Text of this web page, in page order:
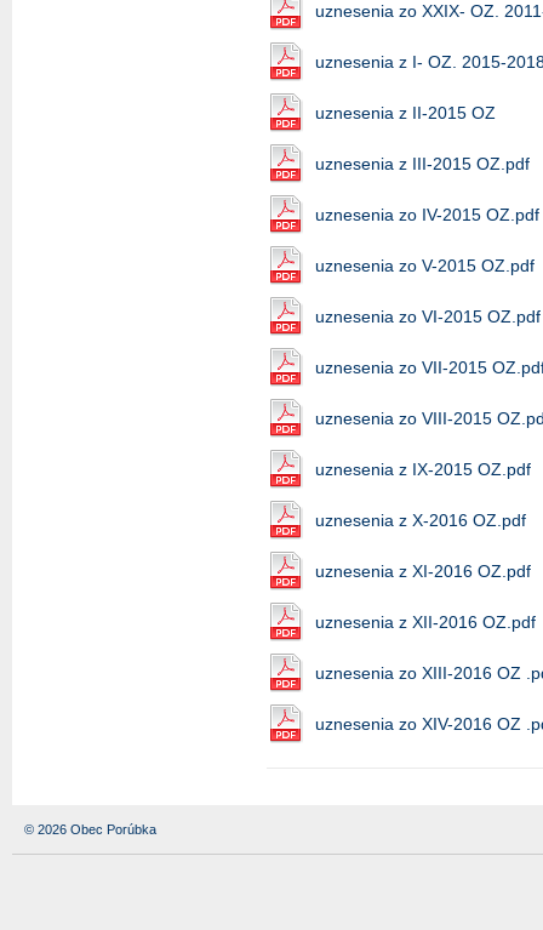
uznesenia zo XXIX- OZ.
uznesenia z I- OZ. 2015-
uznesenia z II-2015 OZ
uznesenia z III-2015 OZ.pdf
uznesenia zo IV-2015 OZ.pdf
uznesenia zo V-2015 OZ.pdf
uznesenia zo VI-2015 OZ.pdf
uznesenia zo VII-2015
uznesenia zo VIII-2015
uznesenia z IX-2015 OZ.pdf
uznesenia z X-2016 OZ.pdf
uznesenia z XI-2016 OZ.pdf
uznesenia z XII-2016 OZ.pdf
uznesenia zo XIII-2016 OZ
uznesenia zo XIV-2016 OZ
© 2026 Obec Porúbka